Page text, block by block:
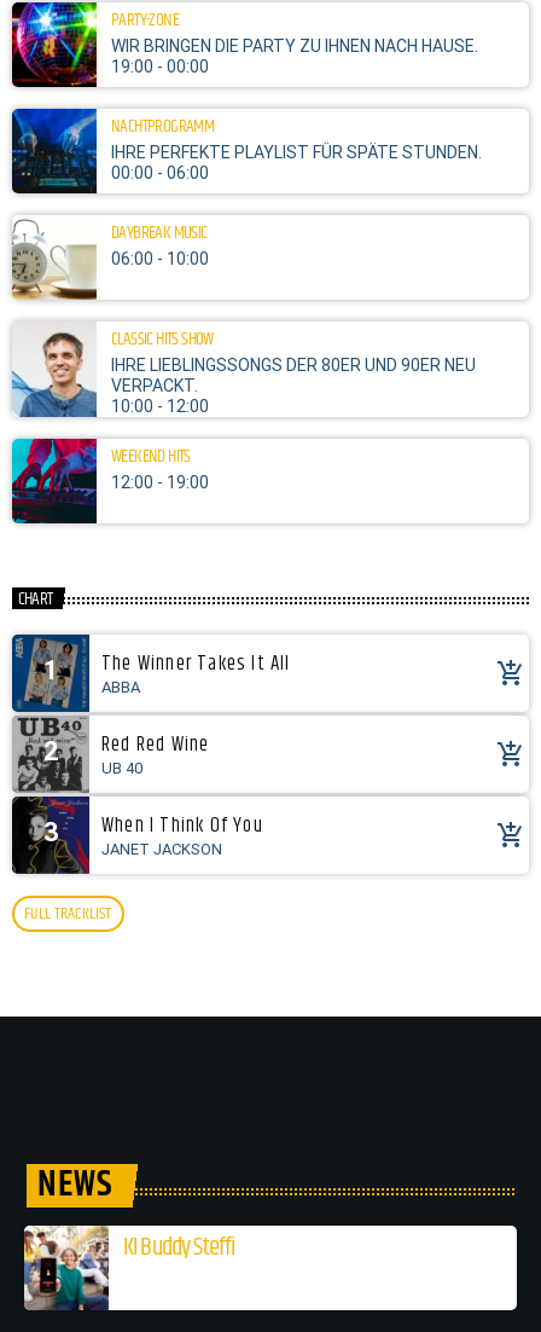
PARTY-ZONE
WIR BRINGEN DIE PARTY ZU IHNEN NACH HAUSE.
19:00 - 00:00
NACHTPROGRAMM
IHRE PERFEKTE PLAYLIST FÜR SPÄTE STUNDEN.
00:00 - 06:00
DAYBREAK MUSIC
06:00 - 10:00
CLASSIC HITS SHOW
IHRE LIEBLINGSSONGS DER 80ER UND 90ER NEU
VERPACKT.
10:00 - 12:00
WEEKEND HITS
12:00 - 19:00
CHART
1 The Winner Takes It All
ABBA add_shopping_cart
2 Red Red Wine
UB 40 add_shopping_cart
3 When I Think Of You
JANET JACKSON add_shopping_cart
FULL TRACKLIST
NEWS
KI Buddy Steffi